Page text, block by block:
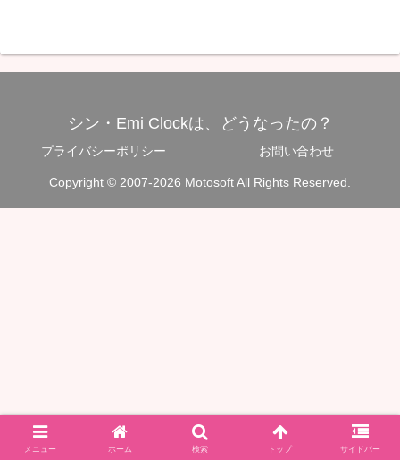
シン・Emi Clockは、どうなったの？
プライバシーポリシー お問い合わせ
Copyright © 2007-2026 Motosoft All Rights Reserved.
メニュー ホーム 検索 トップ サイドバー